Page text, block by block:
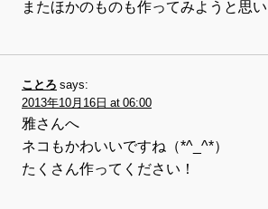
またほかのものも作ってみようと思い
ことろ says:
2013年10月16日 at 06:00
雅さんへ
ネコもかわいいですね（*^_^*）
たくさん作ってください！